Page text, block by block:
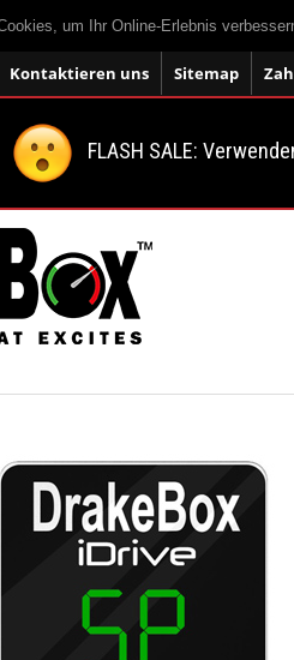
um Ihr Online-Erlebnis
Kontaktieren uns Sitemap
FLASH SALE: